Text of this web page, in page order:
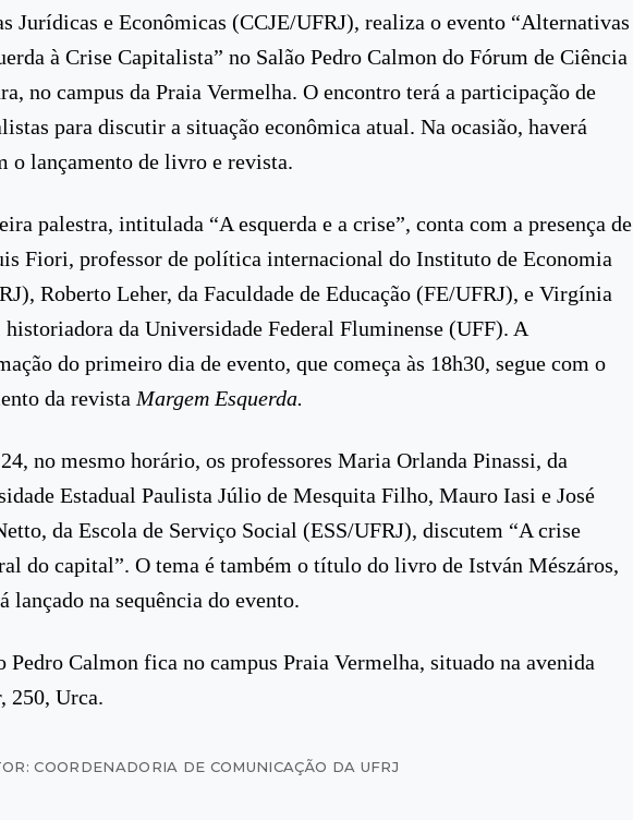
Jurídicas e Econômicas (CCJE/UFRJ), realiza o evento “Alternativas
à Crise Capitalista” no Salão Pedro Calmon do Fórum de Ciência
no campus da Praia Vermelha. O encontro terá a participação de
para discutir a situação econômica atual. Na ocasião, haverá
o lançamento de livro e revista.
palestra, intitulada “A esquerda e a crise”, conta com a presença de
Fiori, professor de política internacional do Instituto de Economia
Roberto Leher, da Faculdade de Educação (FE/UFRJ), e Virgínia
historiadora da Universidade Federal Fluminense (UFF). A
do primeiro dia de evento, que começa às 18h30, segue com o
da revista Margem Esquerda.
no mesmo horário, os professores Maria Orlanda Pinassi, da
Estadual Paulista Júlio de Mesquita Filho, Mauro Iasi e José
da Escola de Serviço Social (ESS/UFRJ), discutem “A crise
do capital”. O tema é também o título do livro de István Mészáros,
lançado na sequência do evento.
Pedro Calmon fica no campus Praia Vermelha, situado na avenida
250, Urca.
COORDENADORIA DE COMUNICAÇÃO DA UFRJ